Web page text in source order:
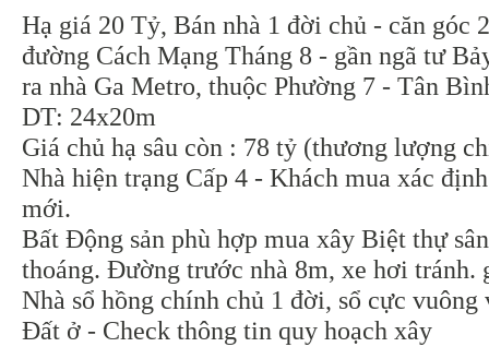
Hạ giá 20 Tỷ, Bán nhà 1 đời chủ - căn góc
đường Cách Mạng Tháng 8 - gần ngã tư
ra nhà Ga Metro, thuộc Phường 7 - Tân
DT: 24x20m
Giá chủ hạ sâu còn : 78 tỷ (thương lượng
Nhà hiện trạng Cấp 4 - Khách mua xác
mới.
Bất Động sản phù hợp mua xây Biệt thự
thoáng. Đường trước nhà 8m, xe hơi tránh.
Nhà sổ hồng chính chủ 1 đời, sổ cực vuông
Đất ở - Check thông tin quy hoạch xây